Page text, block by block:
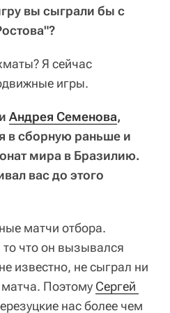
вы сыграли бы с
Я сейчас
игры.
Андрея Семенова,
в сборную раньше и
мира в Бразилию.
вас до этого
матчи отбора.
что он вызывался
известно, не сыграл ни
Поэтому Сергей
нас более чем